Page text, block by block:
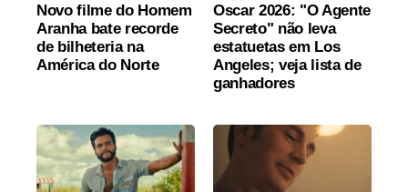
Novo filme do Homem
Aranha bate recorde
de bilheteria na
América do Norte
Oscar 2026: "O Agente
Secreto" não leva
estatuetas em Los
Angeles; veja lista de
ganhadores